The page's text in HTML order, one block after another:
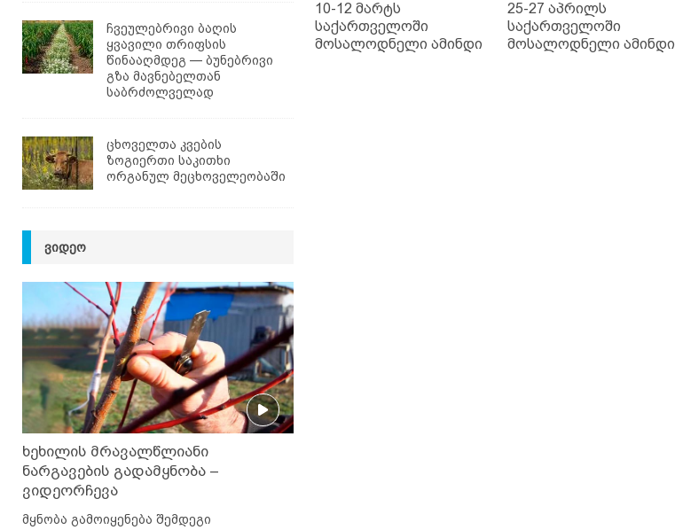
10-12 მარტს
საქართველოში
მოსალოდნელი ამინდი
25-27 აპრილს
საქართველოში
მოსალოდნელი ამინდი
ჩვეულებრივი ბაღის
ყვავილი თრიფსის
წინააღმდეგ — ბუნებრივი
გზა მავნებელთან
საბრძოლველად
ცხოველთა კვების
ზოგიერთი საკითხი
ორგანულ მეცხოველეობაში
ᲕᲘᲓᲔᲝ
ხეხილის მრავალწლიანი
ნარგავების გადამყნობა –
ვიდეორჩევა
მყნობა გამოიყენება შემდეგი